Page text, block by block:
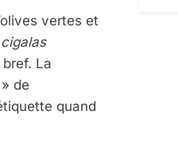
vertes et
cigalas
La
de
quand
Contre L’antisémitisme